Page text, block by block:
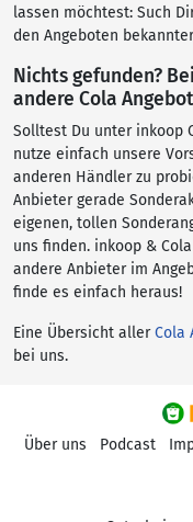
lassen möchtest: Such
den Angeboten
Nichts gefunden?
andere Cola
Solltest Du unter inkoop
nutze einfach unsere
anderen Händler zu
Anbieter gerade
eigenen, tollen
uns finden. inkoop &
andere Anbieter im
finde es einfach heraus!
Eine Übersicht allerCola
bei uns.
Über uns Podcast